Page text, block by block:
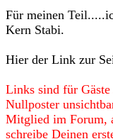
Für meinen
Kern Stabi.
Hier der Link zur
Links sind für
Nullposter
Mitglied im Forum,
schreibe Deinen